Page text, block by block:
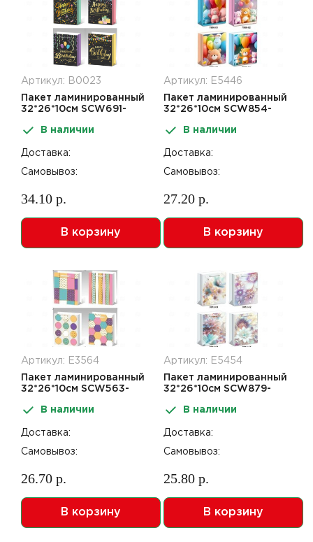
Артикул: В0023
Пакет ламинированный
32*26*10см SCW691-
В наличии
Доставка:
Самовывоз:
34.10 р.
В корзину
Артикул: Е5446
Пакет ламинированный
32*26*10см SCW854-
В наличии
Доставка:
Самовывоз:
27.20 р.
В корзину
Артикул: Е3564
Пакет ламинированный
32*26*10см SCW563-
В наличии
Доставка:
Самовывоз:
26.70 р.
В корзину
Артикул: Е5454
Пакет ламинированный
32*26*10см SCW879-
В наличии
Доставка:
Самовывоз:
25.80 р.
В корзину